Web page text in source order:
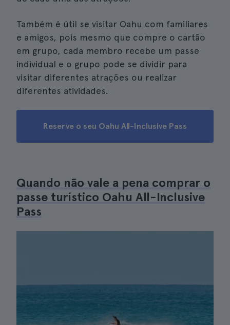
Também é útil se visitar Oahu com familiares
e amigos, pois mesmo que compre o cartão
em grupo, cada membro recebe um passe
individual e o grupo pode se dividir para
visitar diferentes atrações ou realizar
diferentes atividades.
Reserve o seu Oahu All-Inclusive Pass
Quando não vale a pena comprar o
passe turístico Oahu All-Inclusive
Pass